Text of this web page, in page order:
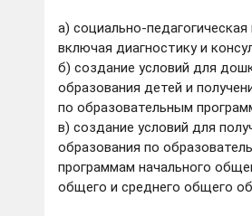
а) социально-педагогическая
включая диагностику и
б) создание условий для
образования детей и
по образовательным
в) создание условий для
образования по
программам начального
общего и среднего общего